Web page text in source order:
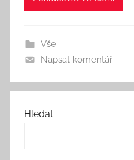
e
Vše
Napsat komentář
Hledat